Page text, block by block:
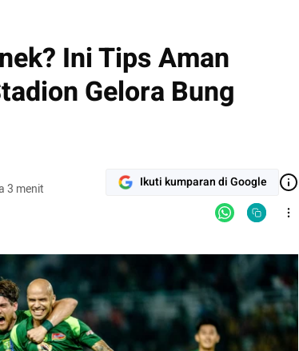
Ini Tips Aman
Gelora Bung
3 menit Ikuti kumparan di Google